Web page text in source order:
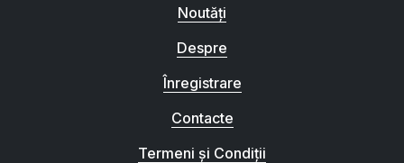
Noutăți
Despre
Înregistrare
Contacte
Termeni și Condiții